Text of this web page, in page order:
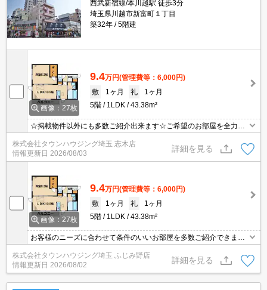
西武新宿線/本川越駅 徒歩3分
埼玉県川越市新富町１丁目
築32年
5階建
画像：27枚
9.4万円(管理費等：6,000円)
敷
1ヶ月 礼
1ヶ月
5階
1LDK 43.38m²
☆掲載物件以外にも多数ご紹介出来ます☆ご希望のお部屋を全力で
お探しさせて頂きます♪
株式会社タウンハウジング埼玉 志木店
情報更新日 2026/08/03
詳細を見る
画像：27枚
9.4万円(管理費等：6,000円)
敷
1ヶ月 礼
1ヶ月
5階
1LDK 43.38m²
お客様のニーズに合わせて条件のいいお部屋を多数ご紹介できます♪
情報数No.1のタウンハウジングまで是非お問い合わせください！
株式会社タウンハウジング埼玉 ふじみ野店
情報更新日 2026/08/02
詳細を見る